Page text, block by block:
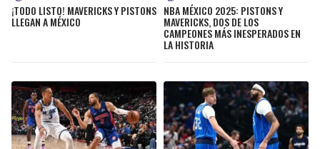
¡TODO LISTO! MAVERICKS Y PISTONS
LLEGAN A MÉXICO
NBA MÉXICO 2025: PISTONS Y
MAVERICKS, DOS DE LOS
CAMPEONES MÁS INESPERADOS EN
LA HISTORIA